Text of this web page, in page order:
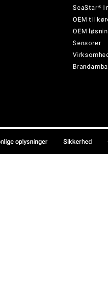
SeaStar®
OEM til
OEM
Sensorer
oplysninger Sikkerhed